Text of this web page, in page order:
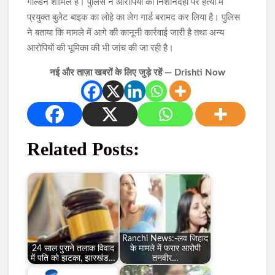
गोल्डेन शामिल हैं। पुलिस ने आरोपियों की निशानदेही पर हत्या में
प्रयुक्त बुलेट बाइक का लोहे का लेग गार्ड बरामद कर लिया है। पुलिस
ने बताया कि मामले में आगे की कानूनी कार्रवाई जारी है तथा अन्य
आरोपियों की भूमिका की भी जांच की जा रही है।
नई और ताज़ा खबरों के लिए जुड़े रहें — Drishti Now
Related Posts:
24 साल पुराने तलाक विवाद
में पति को झटका, झारखंड…
Ranchi News:-लव जिहाद
के मामले में फरार आरोपी
तनवीर…